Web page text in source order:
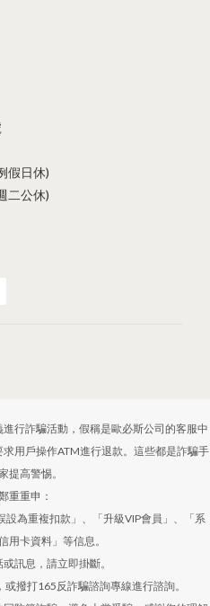
假日休)
二公休)
行詐騙活動，假稱是歐必斯公司的客服中
用戶操作ATM進行退款。這些都是詐騙手
提高警惕。
重重申：
為重複扣款」、「升級VIP會員」、「系
用卡資料」等信息。
訊息，請立即掛斷。
撥打165反詐騙諮詢專線進行諮詢。